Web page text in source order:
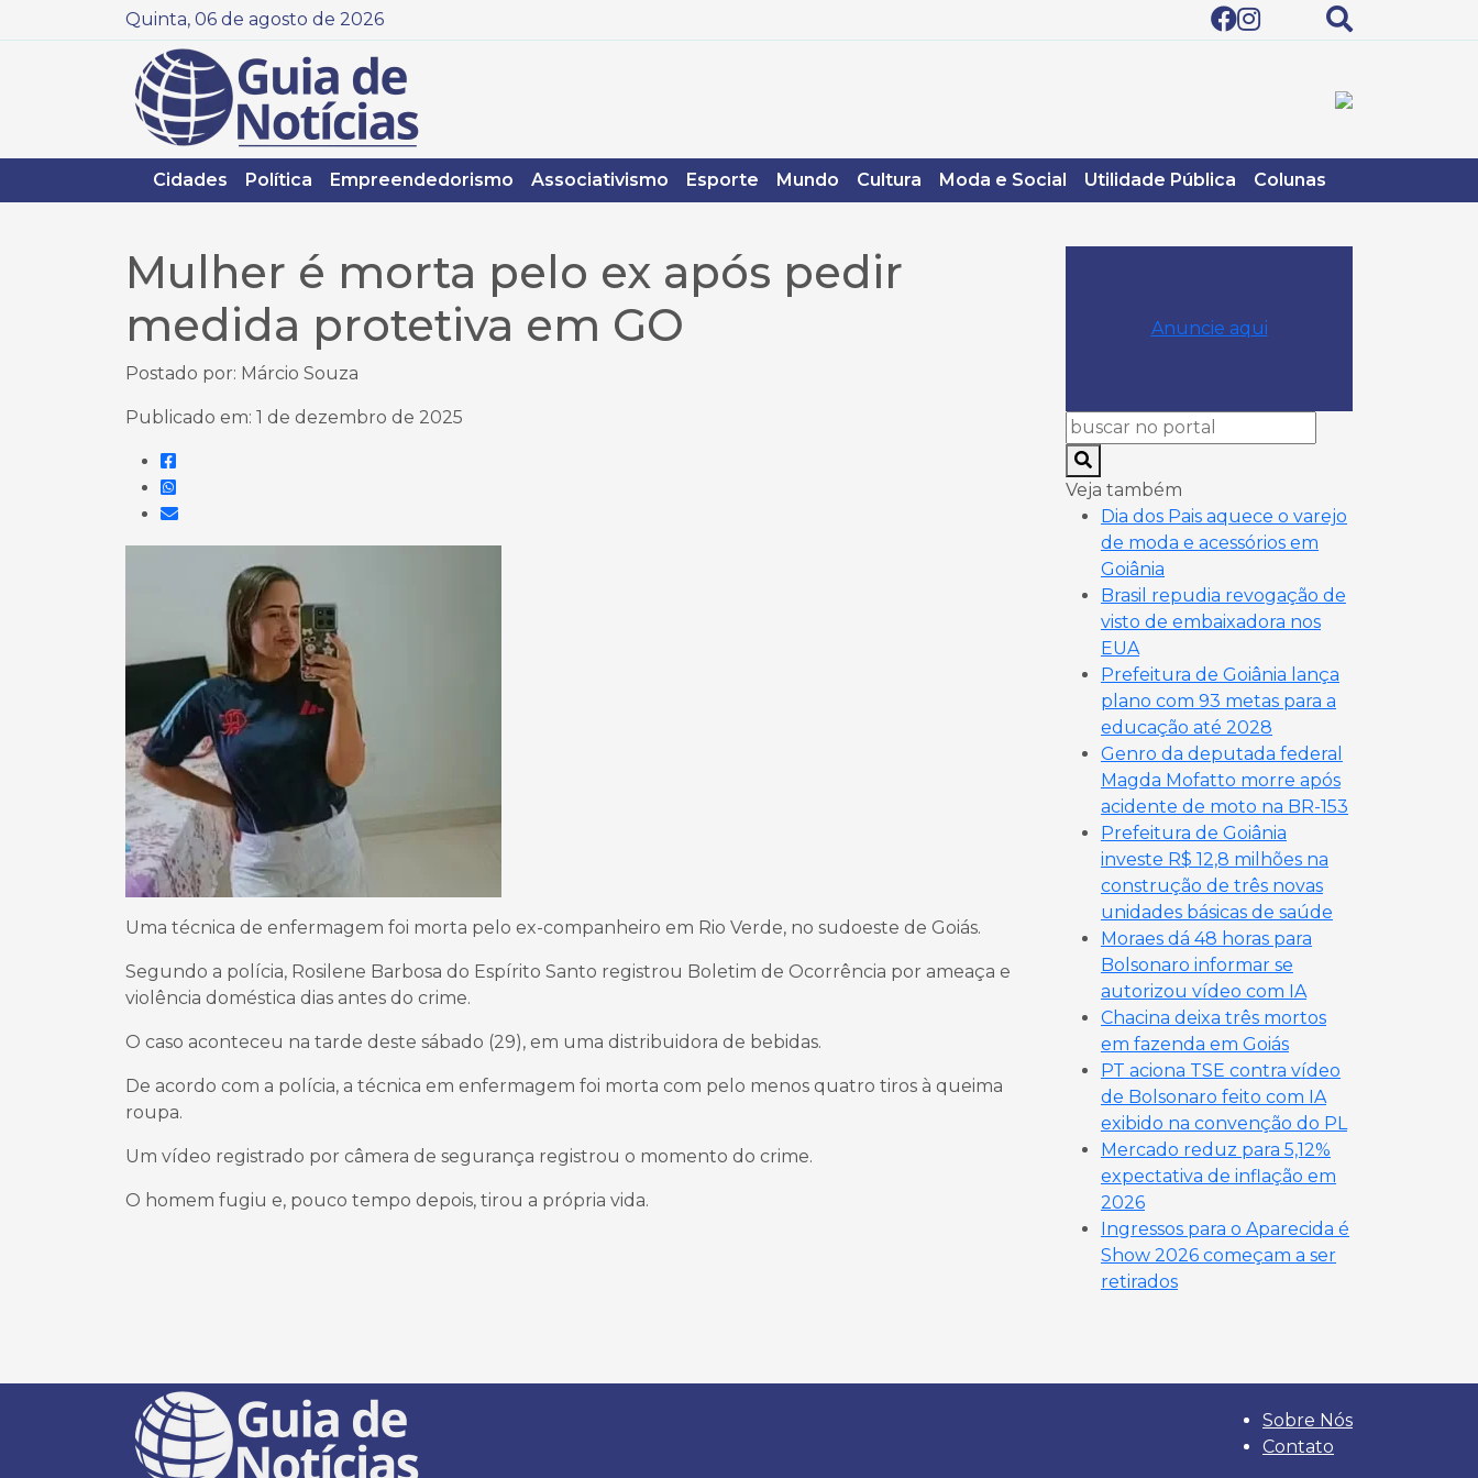
Quinta, 06 de agosto de 2026
Cidades Política Empreendedorismo Associativismo Esporte Mundo Cultura Moda e Social Utilidade Pública Colunas
Mulher é morta pelo ex após pedir
medida protetiva em GO
Postado por: Márcio Souza
Publicado em: 1 de dezembro de 2025
Uma técnica de enfermagem foi morta pelo ex-companheiro em Rio Verde, no sudoeste de Goiás.
Segundo a polícia, Rosilene Barbosa do Espírito Santo registrou Boletim de Ocorrência por ameaça e
violência doméstica dias antes do crime.
O caso aconteceu na tarde deste sábado (29), em uma distribuidora de bebidas.
De acordo com a polícia, a técnica em enfermagem foi morta com pelo menos quatro tiros à queima
roupa.
Um vídeo registrado por câmera de segurança registrou o momento do crime.
O homem fugiu e, pouco tempo depois, tirou a própria vida.
Anuncie aqui
Veja também
Dia dos Pais aquece o varejo
de moda e acessórios em
Goiânia
Brasil repudia revogação de
visto de embaixadora nos
EUA
Prefeitura de Goiânia lança
plano com 93 metas para a
educação até 2028
Genro da deputada federal
Magda Mofatto morre após
acidente de moto na BR-153
Prefeitura de Goiânia
investe R$ 12,8 milhões na
construção de três novas
unidades básicas de saúde
Moraes dá 48 horas para
Bolsonaro informar se
autorizou vídeo com IA
Chacina deixa três mortos
em fazenda em Goiás
PT aciona TSE contra vídeo
de Bolsonaro feito com IA
exibido na convenção do PL
Mercado reduz para 5,12%
expectativa de inflação em
2026
Ingressos para o Aparecida é
Show 2026 começam a ser
retirados
Sobre Nós
Contato